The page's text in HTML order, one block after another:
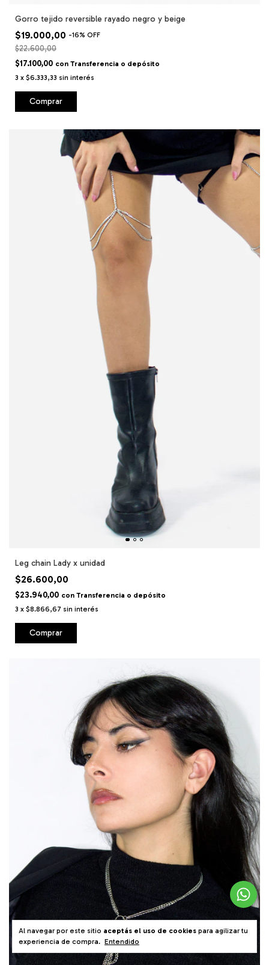
Al navegar por este sitio aceptás el uso de cookies para agilizar tu
experiencia de compra. Entendido
Gorro tejido reversible rayado negro y beige
$19.000,00 -16% OFF
$22.600,00
$17.100,00 con Transferencia o depósito
3 x $6.333,33 sin interés
Leg chain Lady x unidad
$26.600,00
$23.940,00 con Transferencia o depósito
3 x $8.866,67 sin interés
Comprar